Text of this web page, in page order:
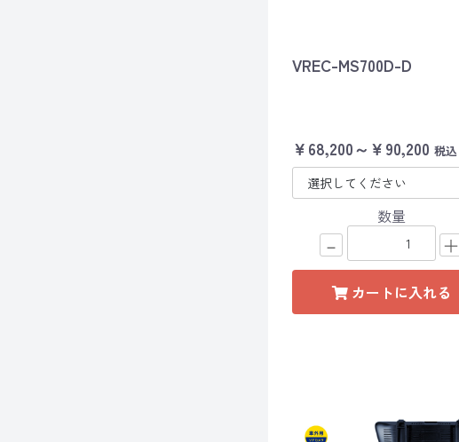
VREC-MS700D-D
￥68,200～￥90,200税込
数量
－ ＋
カートに入れる